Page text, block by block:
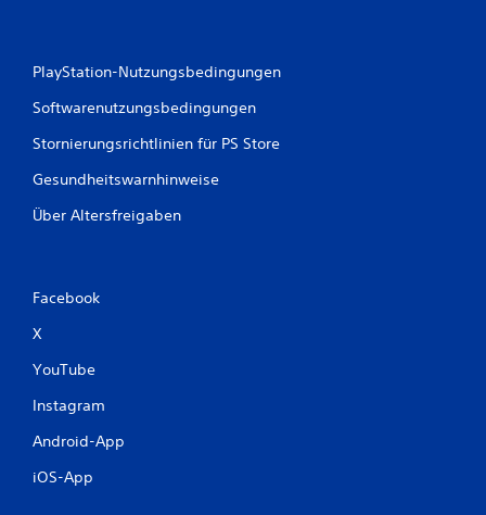
PlayStation-Nutzungsbedingungen
Softwarenutzungsbedingungen
Stornierungsrichtlinien für PS Store
Gesundheitswarnhinweise
Über Altersfreigaben
Facebook
X
YouTube
Instagram
Android-App
iOS-App